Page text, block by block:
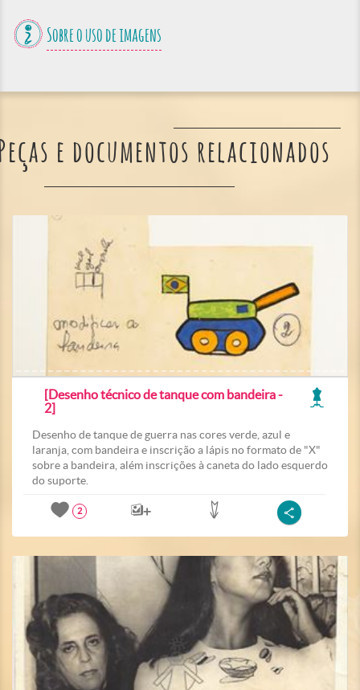
Sobre o uso de imagens
e documentos relacionados
[Desenho técnico de tanque com bandeira -
2]
Desenho de tanque de guerra nas cores verde, azul e
laranja, com bandeira e inscrição a lápis no formato de "X"
sobre a bandeira, além inscrições à caneta do lado esquerdo
do suporte.
2